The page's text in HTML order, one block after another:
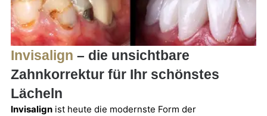
Invisalign – die unsichtbare
Zahnkorrektur für Ihr schönstes
Lächeln
Invisalignist heute die modernste Form der